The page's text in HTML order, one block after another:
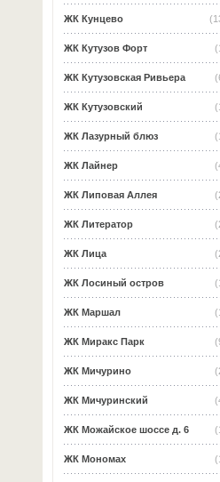
ЖК Кунцево
ЖК Кутузов Форт
ЖК Кутузовская Ривьера
ЖК Кутузовский
ЖК Лазурный блюз
ЖК Лайнер
ЖК Липовая Аллея
ЖК Литератор
ЖК Лица
ЖК Лосиный остров
ЖК Маршал
ЖК Миракс Парк
ЖК Мичурино
ЖК Мичуринский
ЖК Можайское шоссе д. 6
ЖК Мономах